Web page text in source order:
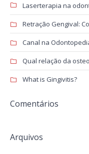
Laserterapia na
Retração Gengival:
Canal na
Qual relação da
What is Gingivitis?
Comentários
Arquivos